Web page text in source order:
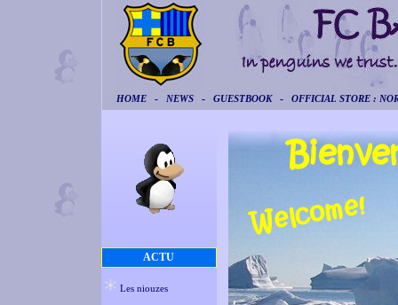
HOME - NEWS - GUESTBOOK- OFFICIAL STORE :
ACTU
Les niouzes